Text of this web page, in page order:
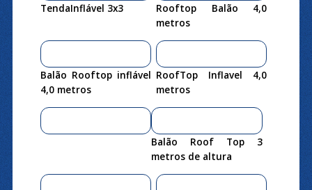
TendaInflável 3x3
Rooftop Balão 4,0
metros
Balão Rooftop inflável
4,0 metros
RoofTop Inflavel 4,0
metros
Balão Roof Top 3
metros de altura